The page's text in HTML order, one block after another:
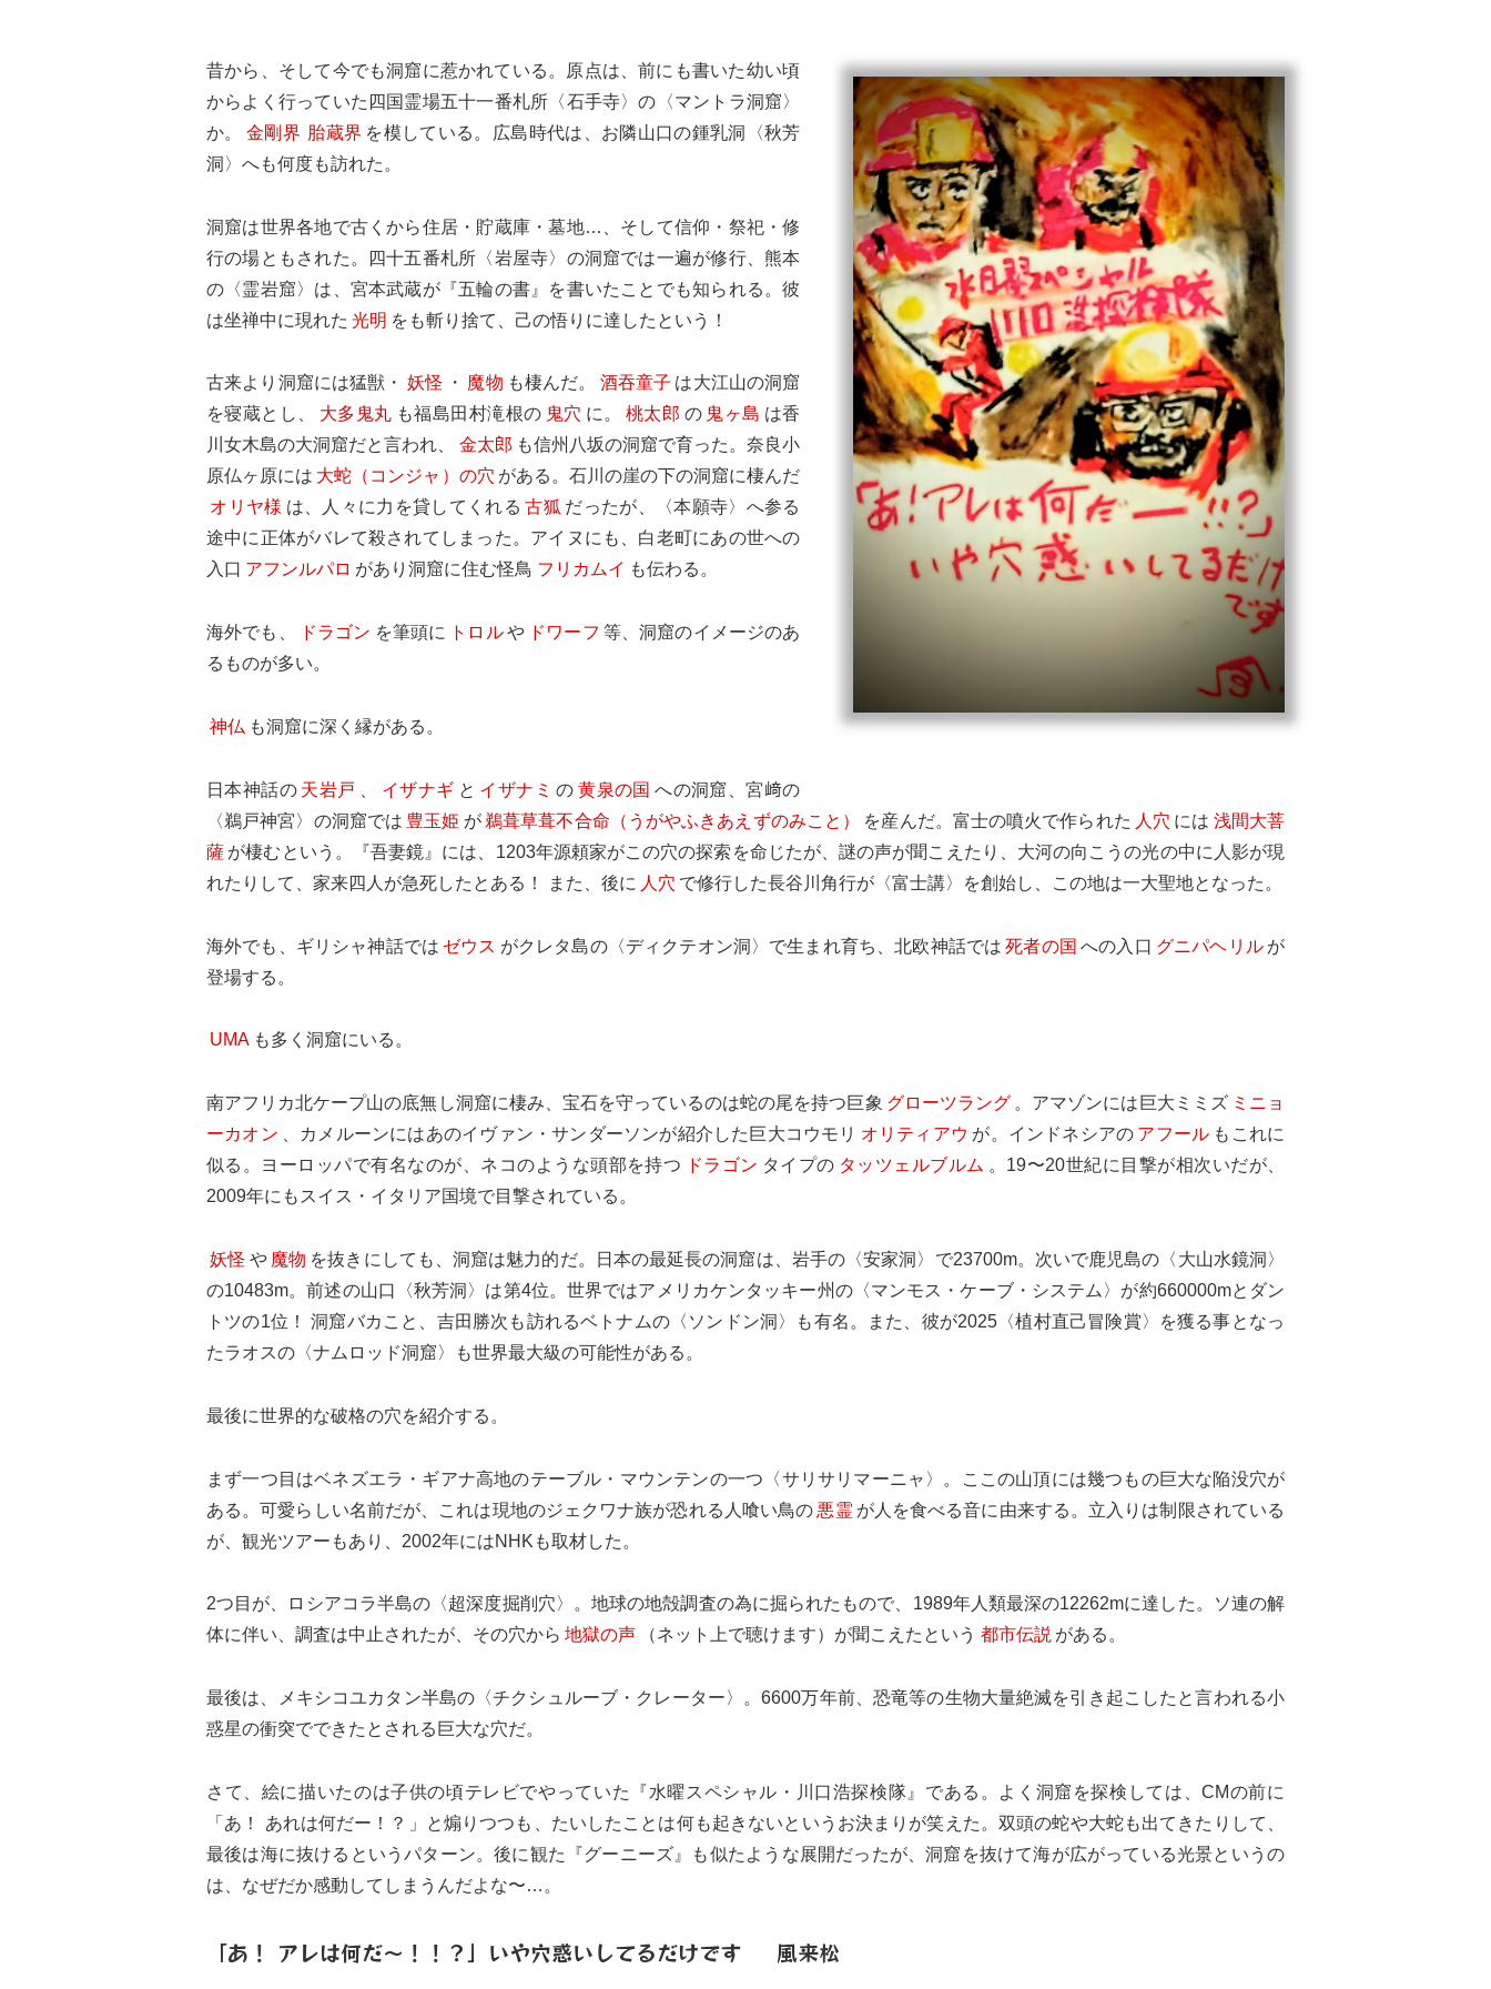
昔から、そして今でも洞窟に惹かれている。原点は、前にも書いた幼い頃
からよく行っていた四国霊場五十一番札所〈石手寺〉の〈マントラ洞窟〉
か。
金剛界 胎蔵界 を模している。広島時代は、お隣山口の鍾乳洞〈秋芳
洞〉へも何度も訪れた。
洞窟は世界各地で古くから住居・貯蔵庫・墓地…、そして信仰・祭祀・修
行の場ともされた。四十五番札所〈岩屋寺〉の洞窟では一遍が修行、熊本
の〈霊岩窟〉は、宮本武蔵が『五輪の書』を書いたことでも知られる。彼
は坐禅中に現れた 光明 をも斬り捨て、己の悟りに達したという！
古来より洞窟には猛獣・ 妖怪 ・ 魔物 も棲んだ。 酒吞童子 は大江山の洞窟
を寝蔵とし、
大多鬼丸 も福島田村滝根の 鬼穴 に。 桃太郎 の 鬼ヶ島 は香
川女木島の大洞窟だと言われ、
金太郎 も信州八坂の洞窟で育った。奈良小
原仏ヶ原には 大蛇（コンジャ）の穴 がある。石川の崖の下の洞窟に棲んだ
オリヤ様 は、人々に力を貸してくれる 古狐 だったが、〈本願寺〉へ参る
途中に正体がバレて殺されてしまった。アイヌにも、白老町にあの世への
入口 アフンルパロ があり洞窟に住む怪鳥 フリカムイ も伝わる。
海外でも、 ドラゴン を筆頭に トロルや ドワーフ 等、洞窟のイメージのあ
るものが多い。
神仏 も洞窟に深く縁がある。
日本神話の 天岩戸 イザナギ と イザナミ の 黄泉の国 への洞窟、宮﨑の
〈鵜戸神宮〉の洞窟では 豊玉姫 が 鵜葺草葺不合命（うがやふきあえずのみこと） を産んだ。富士の噴火で作られた 人穴 には 浅間大菩
薩 が棲むという。『吾妻鏡』には、1203年源頼家がこの穴の探索を命じたが、謎の声が聞こえたり、大河の向こうの光の中に人影が現
れたりして、家来四人が急死したとある！ また、後に 人穴 で修行した長谷川角行が〈富士講〉を創始し、この地は一大聖地となった。
海外でも、ギリシャ神話では ゼウス がクレタ島の〈ディクテオン洞〉で生まれ育ち、北欧神話では 死者の国 への入口 グニパヘリル が
登場する。
UMA も多く洞窟にいる。
南アフリカ北ケープ山の底無し洞窟に棲み、宝石を守っているのは蛇の尾を持つ巨象 グローツラング 。アマゾンには巨大ミミズ ミニョ
ーカオン
、カメルーンにはあのイヴァン・サンダーソンが紹介した巨大コウモリ オリティアウ が。インドネシアの アフール もこれに
似る。ヨーロッパで有名なのが、ネコのような頭部を持つ ドラゴン タイプの タッツェルブルム 。19〜20世紀に目撃が相次いだが、
2009年にもスイス・イタリア国境で目撃されている。
妖怪 や 魔物 を抜きにしても、洞窟は魅力的だ。日本の最延長の洞窟は、岩手の〈安家洞〉で23700m。次いで鹿児島の〈大山水鏡洞〉
の10483m。前述の山口〈秋芳洞〉は第4位。世界ではアメリカケンタッキー州の〈マンモス・ケーブ・システム〉が約660000mとダン
トツの1位！ 洞窟バカこと、吉田勝次も訪れるベトナムの〈ソンドン洞〉も有名。また、彼が2025〈植村直己冒険賞〉を獲る事となっ
たラオスの〈ナムロッド洞窟〉も世界最大級の可能性がある。
最後に世界的な破格の穴を紹介する。
まず一つ目はベネズエラ・ギアナ高地のテーブル・マウンテンの一つ〈サリサリマーニャ〉。ここの山頂には幾つもの巨大な陥没穴が
ある。可愛らしい名前だが、これは現地のジェクワナ族が恐れる人喰い鳥の 悪霊 が人を食べる音に由来する。立入りは制限されている
が、観光ツアーもあり、2002年にはNHKも取材した。
2つ目が、ロシアコラ半島の〈超深度掘削穴〉。地球の地殻調査の為に掘られたもので、1989年人類最深の12262mに達した。ソ連の解
体に伴い、調査は中止されたが、その穴から 地獄の声 （ネット上で聴けます）が聞こえたという 都市伝説 がある。
最後は、メキシコユカタン半島の〈チクシュルーブ・クレーター〉。6600万年前、恐竜等の生物大量絶滅を引き起こしたと言われる小
惑星の衝突でできたとされる巨大な穴だ。
さて、絵に描いたのは子供の頃テレビでやっていた『水曜スペシャル・川口浩探検隊』である。よく洞窟を探検しては、CMの前に
「あ！ あれは何だー！？」と煽りつつも、たいしたことは何も起きないというお決まりが笑えた。双頭の蛇や大蛇も出てきたりして、
最後は海に抜けるというパターン。後に観た『グーニーズ』も似たような展開だったが、洞窟を抜けて海が広がっている光景というの
は、なぜだか感動してしまうんだよな〜…。
「あ！ アレは何だ〜！！？」いや穴惑いしてるだけです 風来松